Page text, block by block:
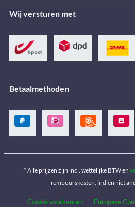
Wij versturen met
Betaalmethoden
* Alle prijzen zijn incl. wettelijke BTW en
rembourskosten, indien niet
Cookie voorkeuren Europese